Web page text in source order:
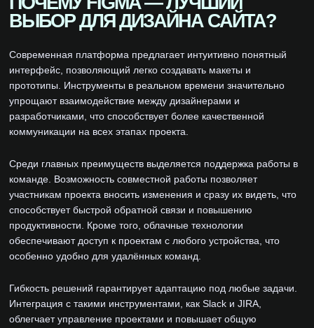
ВЫБОР ДЛЯ ДИЗАЙНА САЙТА?
Современная платформа предлагает интуитивно понятный
интерфейс, позволяющий легко создавать макеты и
прототипы. Инструменты в реальном времени значительно
упрощают взаимодействие между дизайнерами и
разработчиками, что способствует более качественной
коммуникации на всех этапах проекта.
Среди главных преимуществ выделяется поддержка работы в
команде. Возможность совместной работы позволяет
участникам проекта вносить изменения и сразу их видеть, что
способствует быстрой обратной связи и повышению
продуктивности. Кроме того, облачные технологии
обеспечивают доступ к проектам с любого устройства, что
особенно удобно для удалённых команд.
Гибкость решений гарантирует адаптацию под любые задачи.
Интеграция с такими инструментами, как Slack и JIRA,
облегчает управление проектами и повышает общую